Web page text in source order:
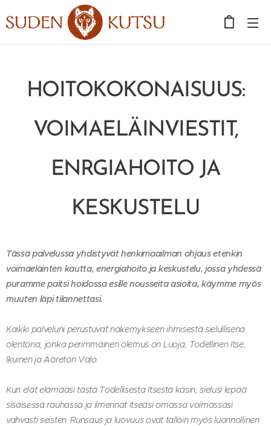
HOITOKOKONAISUUS:
VOIMAELÄINVIESTIT,
ENRGIAHOITO JA
KESKUSTELU
Tässä palvelussa yhdistyvät henkimaailman ohjaus etenkin
voimaeläinten kautta, energiahoito ja keskustelu, jossa yhdessä
puramme paitsi hoidossa esille nousseita asioita, käymme myös
muuten läpi tilannettasi.
Kaikki palveluni perustuvat näkemykseen ihmisestä sielullisena
olentona, jonka perimmäinen olemus on Luoja, Todellinen Itse,
Ikuinen ja Ääretön Valo.
Kun elät elämääsi tästä Todellisesta Itsestä käsin, sielusi lepää
sisäisessä rauhassa ja ilmennät itseäsi omassa voimassasi
vahvasti seisten. Runsaus ja luovuus ovat tällöin myös luonnollinen